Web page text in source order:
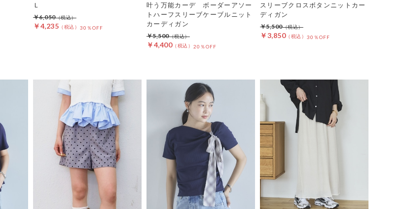
Ｌ
￥4,235 30％OFF
￥6,050
叶う万能カーデ ボーダーアソー
トハーフスリーブケーブルニット
カーディガン
￥4,400 20％OFF
￥5,500
スリーブクロスボタンニットカー
ディガン
￥3,850 30％OFF
￥5,500